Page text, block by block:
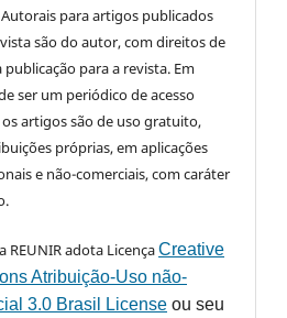
para artigos publicados
são do autor, com direitos de
publicação para a revista. Em
ser um periódico de acesso
artigos são de uso gratuito,
próprias, em aplicações
e não-comerciais, com caráter
REUNIR adota LicençaCreative
Atribuição-Uso não-
3.0 Brasil License ou seu